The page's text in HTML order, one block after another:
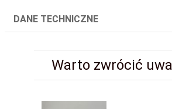
DANE TECHNICZNE
Warto zwrócić